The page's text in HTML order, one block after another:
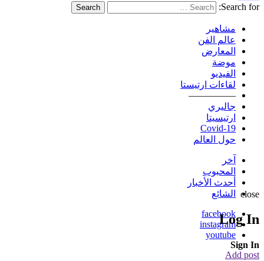
Search for:
Search
مشاهير
عالم الفن
المعارض
موضة
الفيديو
لقاءات ارتيستا
—————
جاليري
ارتيسيتا
Covid-19
حول العالم
آخر
المحبوب
أحدث الأخبار
الشائع
facebook
instagram
youtube
Add post
close
Log In
Sign In